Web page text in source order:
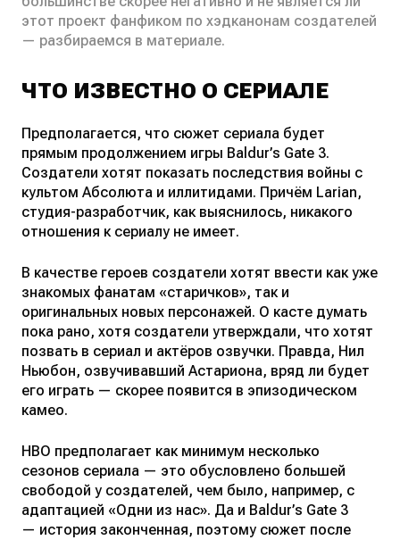
этот проект фанфиком по хэдканонам создателей
— разбираемся в материале.
ЧТО ИЗВЕСТНО О СЕРИАЛЕ
Предполагается, что сюжет сериала будет
прямым продолжением игры Baldur’s Gate 3.
Создатели хотят показать последствия войны с
культом Абсолюта и иллитидами. Причём Larian,
студия-разработчик, как выяснилось, никакого
отношения к сериалу не имеет.
В качестве героев создатели хотят ввести как уже
знакомых фанатам «старичков», так и
оригинальных новых персонажей. О касте думать
пока рано, хотя создатели утверждали, что хотят
позвать в сериал и актёров озвучки. Правда, Нил
Ньюбон, озвучивавший Астариона, вряд ли будет
его играть — скорее появится в эпизодическом
камео.
HBO предполагает как минимум несколько
сезонов сериала — это обусловлено большей
свободой у создателей, чем было, например, с
адаптацией «Одни из нас». Да и Baldur’s Gate 3
— история законченная, поэтому сюжет после